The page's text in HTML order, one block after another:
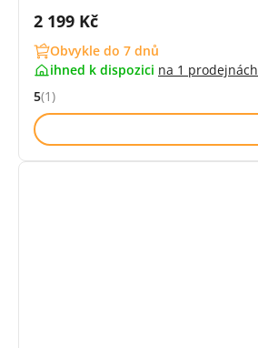
Cena s DPH:
2 199 Kč
Obvykle do 7 dnů
ihned k dispozici na 1 prodejnách
Hodnocení: 5 z 5 (1 recenzí)
5(1)